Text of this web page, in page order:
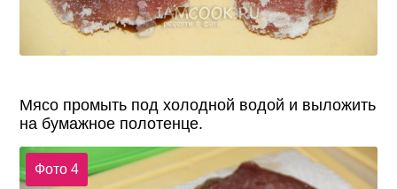
Мясо промыть под холодной водой и выложить
на бумажное полотенце.
Фото 4